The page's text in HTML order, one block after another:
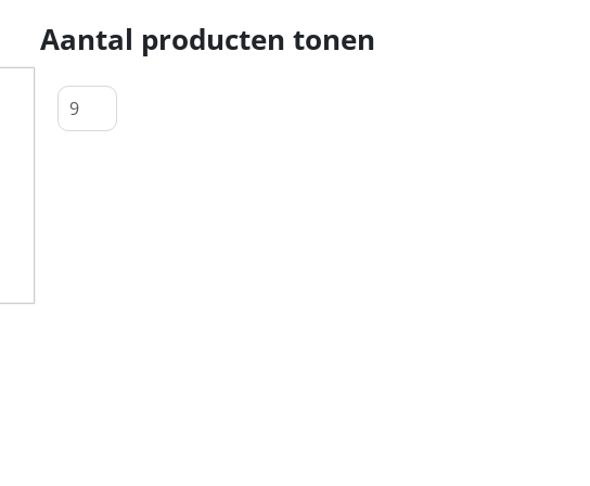
Aantal producten tonen